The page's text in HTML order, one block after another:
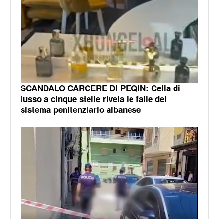
SCANDALO CARCERE DI PEQIN: Cella di
lusso a cinque stelle rivela le falle del
sistema penitenziario albanese